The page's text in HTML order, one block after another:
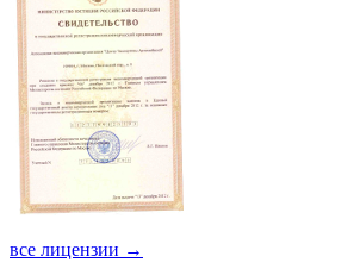
все лицензии →